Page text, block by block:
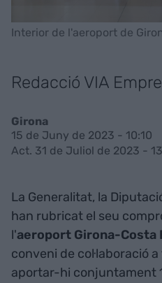
Interior de l'aeroport de
Redacció VIA
Girona
15 de Juny de 2023 - 10:10
Act. 31 de Juliol de 2023 -
La Generalitat, la
han rubricat el seu
l'aeroport Girona-Costa
conveni de col·laboració
aportar-hi conjuntament